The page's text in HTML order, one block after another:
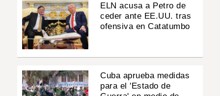
ELN acusa a Petro de
ceder ante EE.UU. tras
ofensiva en Catatumbo
Cuba aprueba medidas
para el 'Estado de